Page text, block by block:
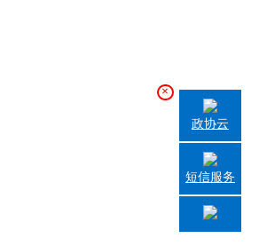
×
政协云
短信服务